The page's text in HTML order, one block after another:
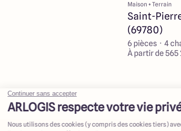
Maison + Terrain
Saint-
(69780)
6 pièces · 4
À partir de